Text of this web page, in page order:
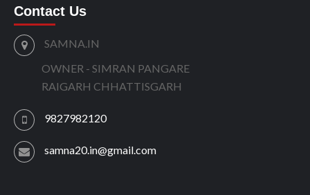
Contact Us
SAMNA.IN
OWNER - SIMRAN PANGARE
RAIGARH CHHATTISGARH
9827982120
samna20.in@gmail.com